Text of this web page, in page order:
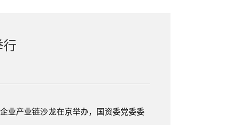
行
业产业链沙龙在京举办，国资委党委委